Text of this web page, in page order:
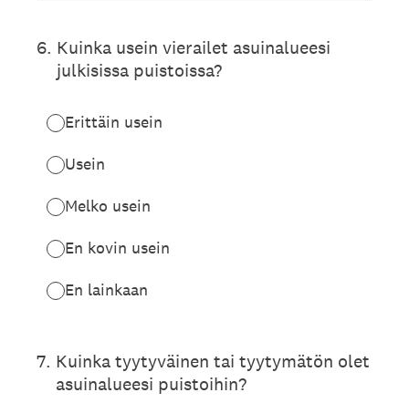
6. Kuinka usein vierailet asuinalueesi
julkisissa puistoissa?
Erittäin usein
Usein
Melko usein
En kovin usein
En lainkaan
7. Kuinka tyytyväinen tai tyytymätön olet
asuinalueesi puistoihin?